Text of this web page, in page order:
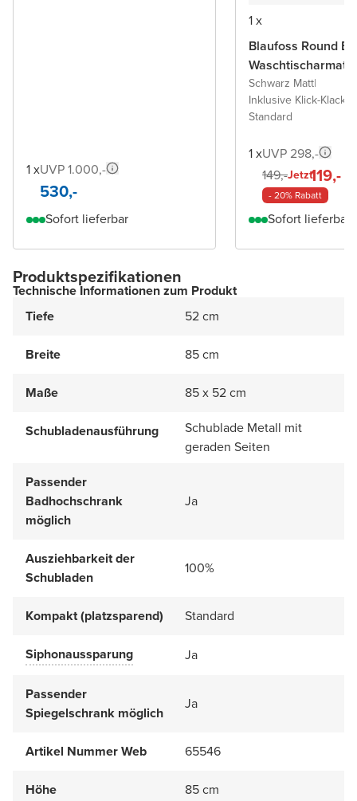
1 xUVP 1.000,-
530,-
Sofort lieferbar
1 x
Blaufoss Round
Schwarz Matt|
Inklusive Klick-Klack
Standard
1 xUVP 298,-
149,-Jetzt119,-
- 20% Rabatt
Sofort lieferbar
Produktspezifikationen
Technische Informationen zum Produkt
Tiefe
52 cm
Breite 85 cm
Maße 85 x 52 cm
Schubladenausführung
Schublade Metall mit
geraden Seiten
Passender
Badhochschrank
möglich
Ja
Ausziehbarkeit der
Schubladen
100%
Kompakt (platzsparend) Standard
Siphonaussparung Ja
Passender
Spiegelschrank möglich
Ja
Artikel Nummer Web 65546
Höhe 85 cm